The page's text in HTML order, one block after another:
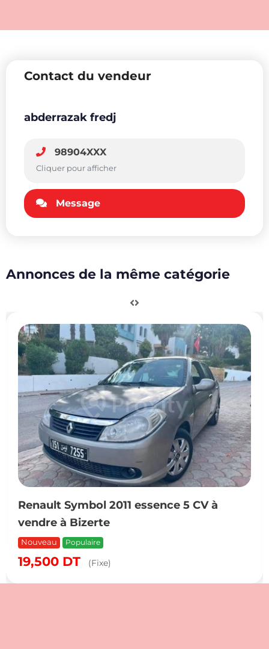
Contact du vendeur
abderrazak fredj
98904XXX
Cliquer pour afficher
Message
Annonces de la même catégorie
Renault Symbol 2011 essence 5 CV à
vendre à Bizerte
Nouveau Populaire
19,500 DT (Fixe)